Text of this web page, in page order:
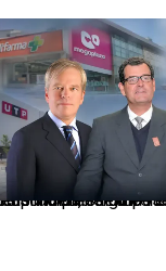
Los principales grupos empresariales del país mantienen una fuerte presencia en Áncash